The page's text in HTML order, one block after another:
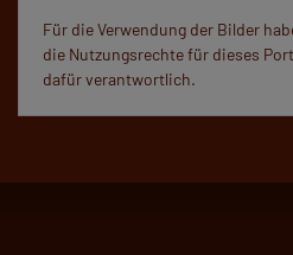
Für die Verwendung der Bilder
die Nutzungsrechte für dieses
dafür verantwortlich.